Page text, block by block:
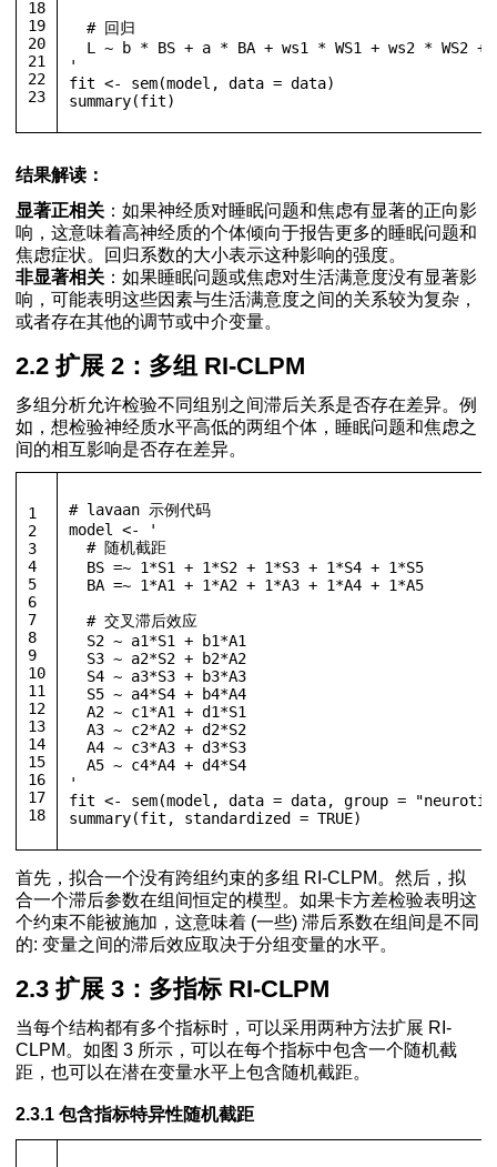
18
19
20
21
22
23
  # 回归
L ~ b * BS + a * BA + ws1 * WS1 + ws2 * WS2
'
fit <- sem(model , data = data)
summary(fit)
结果解读：
显著正相关 ：如果神经质对睡眠问题和焦虑有显著的正向影
响，这意味着高神经质的个体倾向于报告更多的睡眠问题和
焦虑症状。回归系数的大小表示这种影响的强度。
非显著相关 ：如果睡眠问题或焦虑对生活满意度没有显著影
响，可能表明这些因素与生活满意度之间的关系较为复杂，
或者存在其他的调节或中介变量。
2.2 扩展 2：多组 RI-CLPM
多组分析允许检验不同组别之间滞后关系是否存在差异。例
如，想检验神经质水平高低的两组个体，睡眠问题和焦虑之
间的相互影响是否存在差异。
1
2
3
4
5
6
7
8
9
10
11
12
13
14
15
16
17
18
# lavaan 示例代码
model <-
'
  # 随机截距
  BS =~ 1*S1 + 1*S2 + 1*S3 + 1*S4 + 1*S5
  BA =~ 1*A1 + 1*A2 + 1*A3 + 1*A4 + 1*A5
  # 交叉滞后效应
  S2 ~ a1*S1 + b1*A1
  S3 ~ a2*S2 + b2*A2
  S4 ~ a3*S3 + b3*A3
  S5 ~ a4*S4 + b4*A4
  A2 ~ c1*A1 + d1*S1
  A3 ~ c2*A2 + d2*S2
  A4 ~ c3*A3 + d3*S3
  A5 ~ c4*A4 + d4*S4
'
fit <- sem(model , data = data, group =
summary(fit , standardized = TRUE)
首先，拟合一个没有跨组约束的多组 RI-CLPM。然后，拟
合一个滞后参数在组间恒定的模型。如果卡方差检验表明这
个约束不能被施加，这意味着 (一些) 滞后系数在组间是不同
的: 变量之间的滞后效应取决于分组变量的水平。
2.3 扩展 3：多指标 RI-CLPM
当每个结构都有多个指标时，可以采用两种方法扩展 RI-
CLPM。如图 3 所示，可以在每个指标中包含一个随机截
距，也可以在潜在变量水平上包含随机截距。
2.3.1 包含指标特异性随机截距